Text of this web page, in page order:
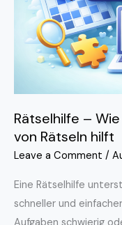
Rätselhilfe –
von Rätseln hilft
Leave a Comment /
Eine Rätselhilfe
schneller und
beim
Lösen
von
Rätseln